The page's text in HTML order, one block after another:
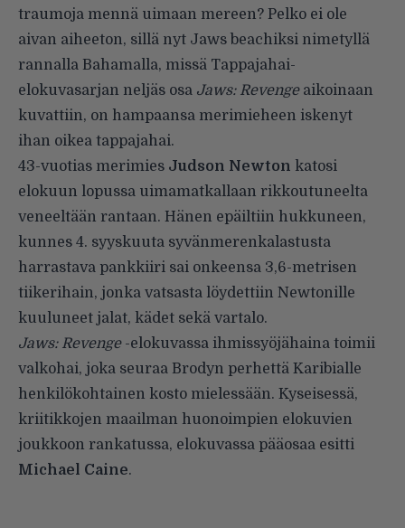
traumoja mennä uimaan mereen? Pelko ei ole
aivan aiheeton, sillä nyt Jaws beachiksi nimetyllä
rannalla Bahamalla, missä Tappajahai-
elokuvasarjan neljäs osa Jaws: Revengeaikoinaan
kuvattiin, on hampaansa merimieheen iskenyt
ihan oikea tappajahai.
43-vuotias merimies Judson Newton katosi
elokuun lopussa uimamatkallaan rikkoutuneelta
veneeltään rantaan. Hänen epäiltiin hukkuneen,
kunnes 4. syyskuuta syvänmerenkalastusta
harrastava pankkiiri sai onkeensa 3,6-metrisen
tiikerihain, jonka vatsasta löydettiin Newtonille
kuuluneet jalat, kädet sekä vartalo.
Jaws: Revenge -elokuvassa ihmissyöjähaina toimii
valkohai, joka seuraa Brodyn perhettä Karibialle
henkilökohtainen kosto mielessään. Kyseisessä,
kriitikkojen maailman huonoimpien elokuvien
joukkoon rankatussa, elokuvassa pääosaa esitti
Michael Caine.